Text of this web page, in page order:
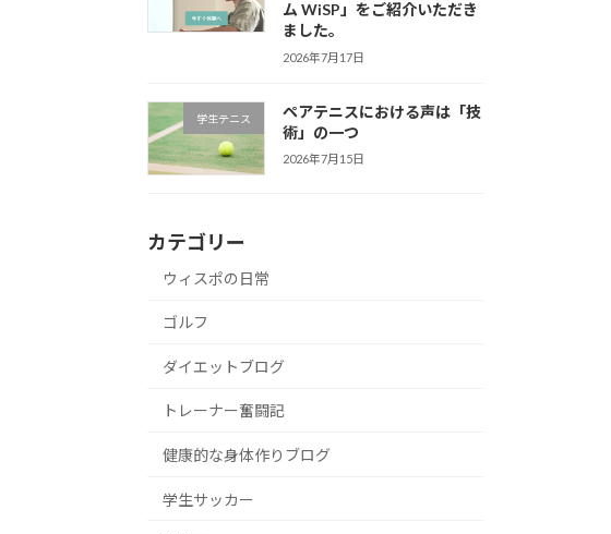
ム WiSP」をご紹介いただき
ました。
2026年7月17日
学生テニス
ペアテニスにおける声は「技
術」の一つ
2026年7月15日
カテゴリー
ウィスポの日常
ゴルフ
ダイエットブログ
トレーナー奮闘記
健康的な身体作りブログ
学生サッカー